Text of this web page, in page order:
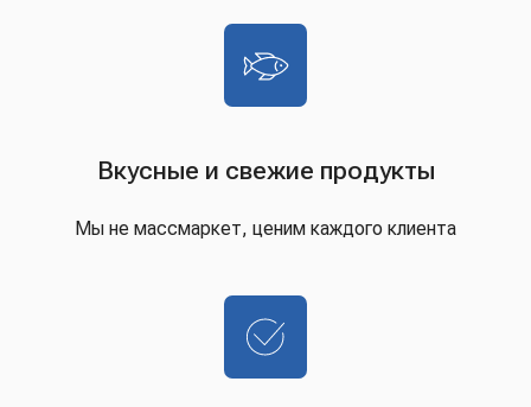
Вкусные и свежие продукты
Мы не массмаркет, ценим каждого клиента